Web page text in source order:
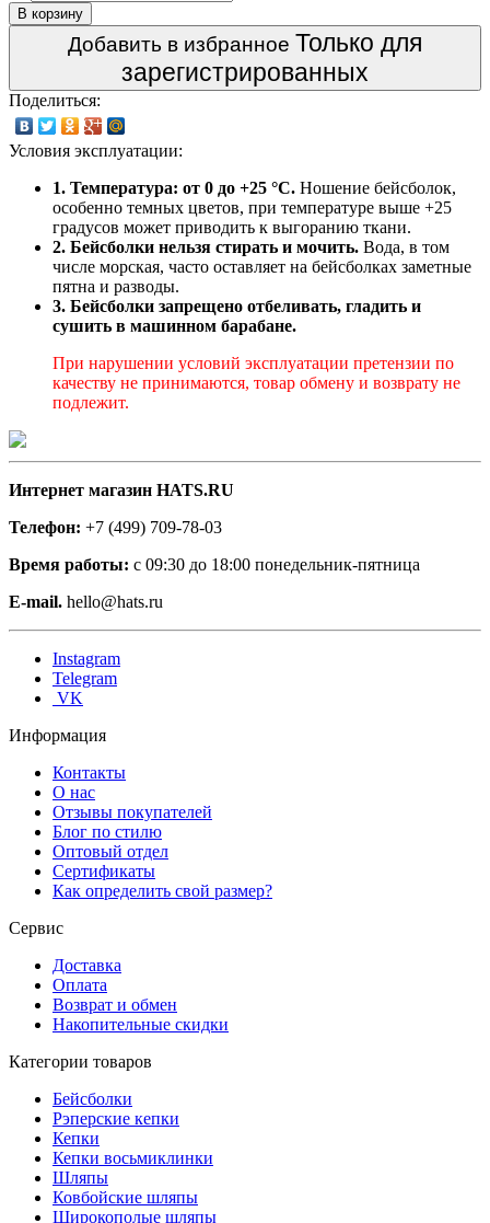
В корзину
Добавить в избранное Только для
зарегистрированных
Поделиться:
Условия эксплуатации:
1. Температура: от 0 до +25 °C. Ношение бейсболок,
особенно темных цветов, при температуре выше +25
градусов может приводить к выгоранию ткани.
2. Бейсболки нельзя стирать и мочить. Вода, в том
числе морская, часто оставляет на бейсболках заметные
пятна и разводы.
3. Бейсболки запрещено отбеливать, гладить и
сушить в машинном барабане.
При нарушении условий эксплуатации претензии по
качеству не принимаются, товар обмену и возврату не
подлежит.
Интернет магазин HATS.RU
Телефон: +7 (499) 709-78-03
Время работы: с 09:30 до 18:00 понедельник-пятница
E-mail. hello@hats.ru
Instagram
Telegram
VK
Информация
Контакты
О нас
Отзывы покупателей
Блог по стилю
Оптовый отдел
Сертификаты
Как определить свой размер?
Сервис
Доставка
Оплата
Возврат и обмен
Накопительные скидки
Категории товаров
Бейсболки
Рэперские кепки
Кепки
Кепки восьмиклинки
Шляпы
Ковбойские шляпы
Широкополые шляпы